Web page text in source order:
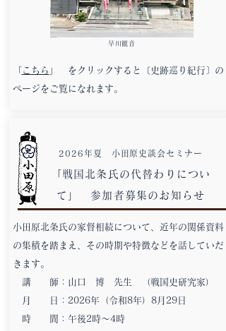
早川観音
「こちら 」 をクリックすると〔史跡巡り紀行〕の
ページをご覧になれます。
2026年夏 小田原史談会セミナー
「戦国北条氏の代替わりについ
て」 参加者募集のお知らせ
小田原北条氏の家督相続について、近年の関係資料
の集積を踏まえ、その時期や特徴などを話していだ
きます。
講 師：山口 博 先生 （戦国史研究家）
月 日：2026年（令和8年）8月29日
時 間：午後2時～4時